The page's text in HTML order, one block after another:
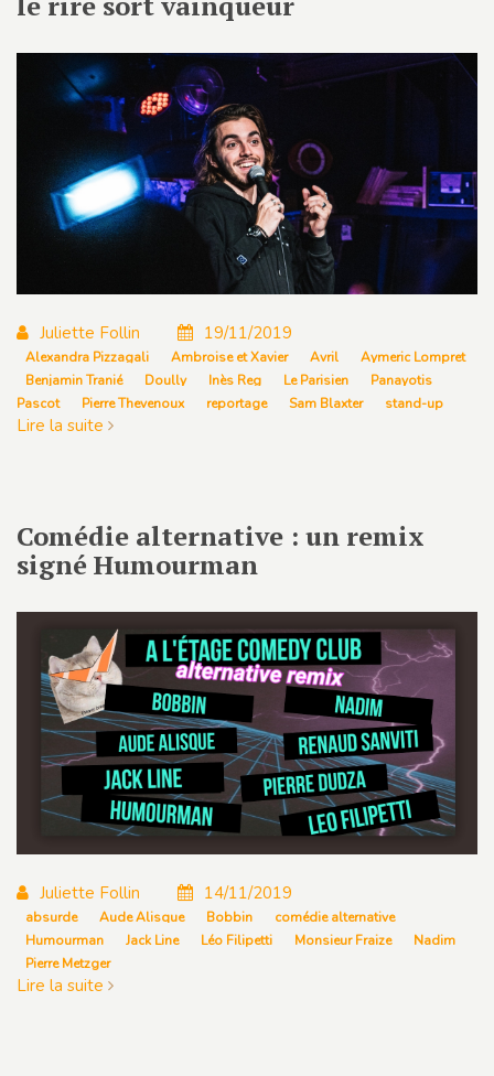
Juliette Follin 19/11/2019
Alexandra Pizzagali Ambroise et Xavier Avril
Aymeric Lompret
Benjamin Tranié
Doully Inès Reg Le Parisien
Panayotis
Pascot
Pierre Thevenoux reportage Sam Blaxter stand-up
Lire la suite
Comédie alternative : un remix
signé Humourman
Juliette Follin 14/11/2019
absurde Aude Alisque Bobbin
comédie alternative
Humourman
Jack Line Léo Filipetti Monsieur Fraize
Nadim
Pierre Metzger
Lire la suite